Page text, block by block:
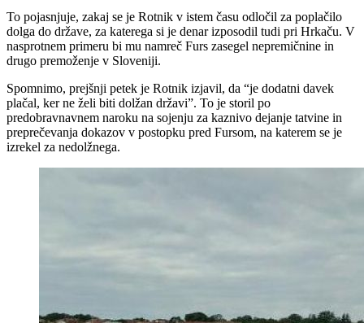
To pojasnjuje, zakaj se je Rotnik v istem času odločil za poplačilo
dolga do države, za katerega si je denar izposodil tudi pri Hrkaču. V
nasprotnem primeru bi mu namreč Furs zasegel nepremičnine in
drugo premoženje v Sloveniji.
Spomnimo, prejšnji petek je Rotnik izjavil, da “je dodatni davek
plačal, ker ne želi biti dolžan državi”. To je storil po
predobravnavnem naroku na sojenju za kaznivo dejanje tatvine in
preprečevanja dokazov v postopku pred Fursom, na katerem se je
izrekel za nedolžnega.